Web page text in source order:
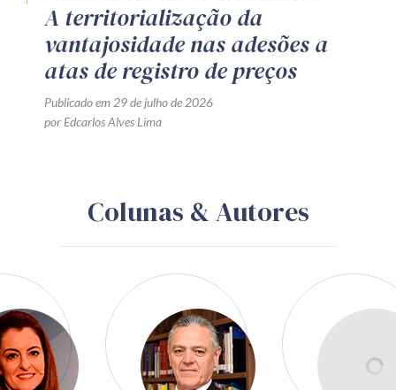
A territorialização da
vantajosidade nas adesões a
atas de registro de preços
Publicado em 29 de julho de 2026
por Edcarlos Alves Lima
Colunas & Autores